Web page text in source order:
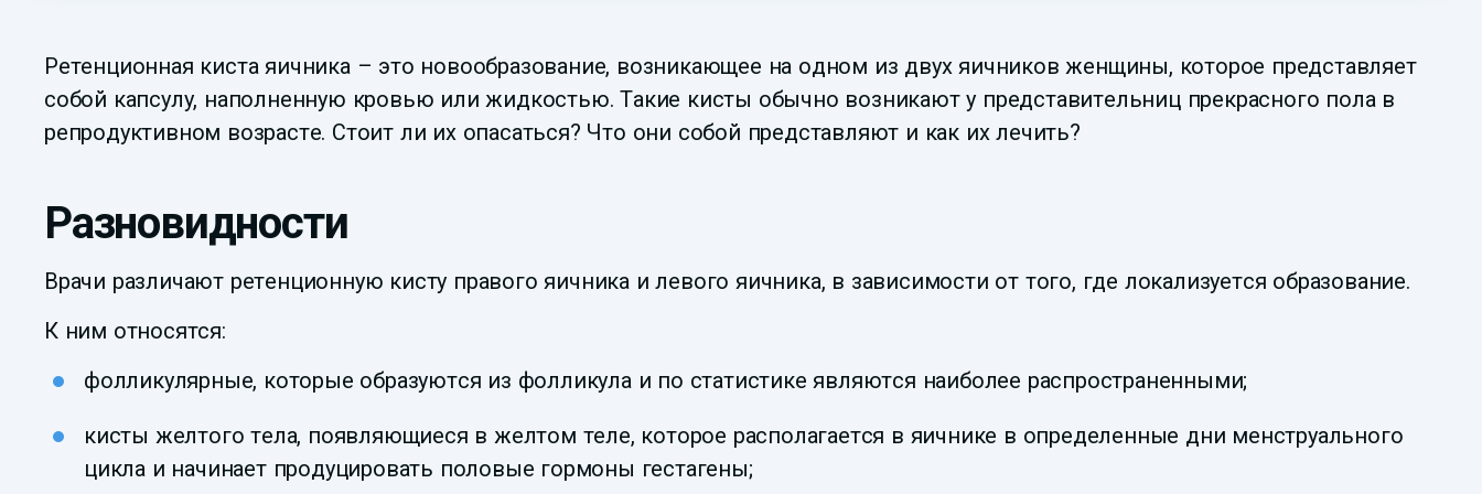
Ретенционная киста яичника – это новообразование, возникающее на одном из двух яичников женщины, которое представляет
собой капсулу, наполненную кровью или жидкостью. Такие кисты обычно возникают у представительниц прекрасного пола в
репродуктивном возрасте. Стоит ли их опасаться? Что они собой представляют и как их лечить?
Разновидности
Врачи различают ретенционную кисту правого яичника и левого яичника, в зависимости от того, где локализуется образование.
К ним относятся:
фолликулярные, которые образуются из фолликула и по статистике являются наиболее распространенными;
кисты желтого тела, появляющиеся в желтом теле, которое располагается в яичнике в определенные дни менструального
цикла и начинает продуцировать половые гормоны гестагены;